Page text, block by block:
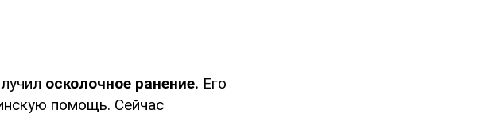
осколочное ранение. Его
помощь. Сейчас